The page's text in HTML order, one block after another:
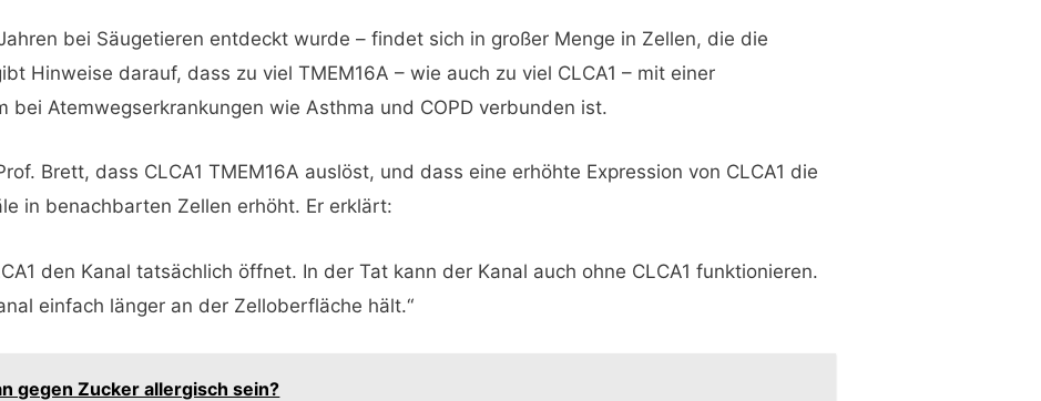
bei Säugetieren entdeckt wurde – findet sich in großer Menge in Zellen, die die
Hinweise darauf, dass zu viel TMEM16A – wie auch zu viel CLCA1 – mit einer
bei Atemwegserkrankungen wie Asthma und COPD verbunden ist.
Brett, dass CLCA1 TMEM16A auslöst, und dass eine erhöhte Expression von CLCA1 die
in benachbarten Zellen erhöht. Er erklärt:
den Kanal tatsächlich öffnet. In der Tat kann der Kanal auch ohne CLCA1 funktionieren.
einfach länger an der Zelloberfläche hält.“
gegen Zucker allergisch sein?